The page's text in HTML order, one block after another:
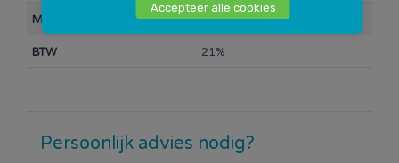
Accepteer alle cookies
Merk HP
BTW 21%
Persoonlijk advies nodig?